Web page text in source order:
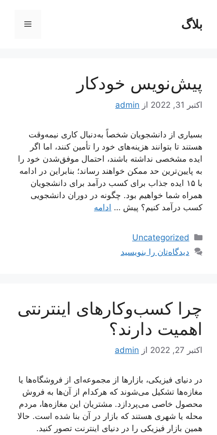
محتوابلاگ فهرست
پیش‌نویس خودکار
اکتبر 31, 2022 از admin
بسیاری از دانشجویان شخصاً به‌دنبال کاری نیمه‌وقت
هستند تا بتوانند هزینه‌های خود را تأمین کنند، اما اگر
ایده مشخصی نداشته باشند، احتمال موفق‌شدن خود را
به پایین‌ترین حد ممکن خواهند رساند؛ بنابراین در ادامه
با ۱۵ ایده جذاب برای کسب درآمد برای دانشجویان
همراه شما خواهیم بود. چگونه در دوران دانشجویی
کسب درآمد کنیم؟ پیش … ادامه
دسته‌ها
Uncategorized
دیدگاه‌تان را بنویسید
چرا کسب‌وکارهای اینترنتی
اهمیت دارند؟
اکتبر 27, 2022 از admin
در دنیای فیزیکی، بازارها از مجموعه‌ای از فروشگاه‌ها یا
مغازه‌ها تشکیل می‌شوند که هرکدام از آن‌ها به فروش
محصول خاصی می‌پردازد. مشتریان این مغازه‌ها، مردم
محله یا شهری هستند که بازار در آن بنا شده است. حالا
همین بازار فیزیکی را در دنیای اینترنت تصور کنید.